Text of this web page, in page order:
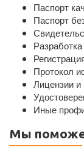
Паспорт
Паспорт
Протокол
Лицензии и
Иные
Мы